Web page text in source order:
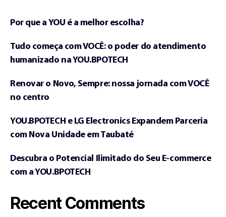
Por que a YOU é a melhor escolha?
Tudo começa com VOCÊ: o poder do atendimento
humanizado na YOU.BPOTECH
Renovar o Novo, Sempre: nossa jornada com VOCÊ
no centro
YOU.BPOTECH e LG Electronics Expandem Parceria
com Nova Unidade em Taubaté
Descubra o Potencial Ilimitado do Seu E-commerce
com a YOU.BPOTECH
Recent Comments